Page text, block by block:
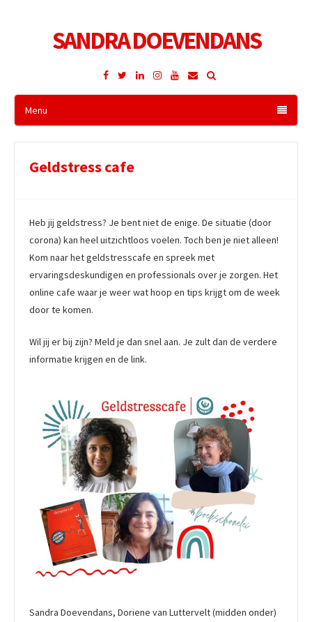
SANDRA DOEVENDANS
FacebookTwitterLinkedInInstagramYouTube
E-
Menu
Geldstress cafe
Heb jij geldstress? Je bent niet de enige. De situatie (door
corona) kan heel uitzichtloos voelen. Toch ben je niet alleen!
Kom naar het geldstresscafe en spreek met
ervaringsdeskundigen en professionals over je zorgen. Het
online cafe waar je weer wat hoop en tips krijgt om de week
door te komen.
Wil jij er bij zijn? Meld je dan snel aan. Je zult dan de verdere
informatie krijgen en de link.
Sandra Doevendans, Doriene van Luttervelt (midden onder)